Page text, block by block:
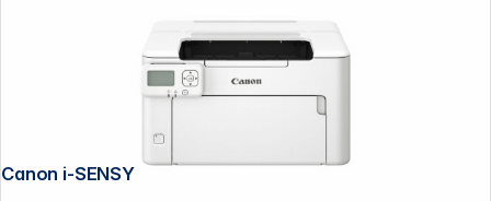
Canon i-SENSYS LBP 122 dw II